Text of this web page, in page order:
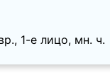
1-е лицо, мн. ч.